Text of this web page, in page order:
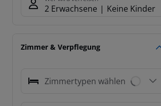
2 Erwachsene Keine Kinder
Zimmer & Verpflegung
Zimmertypen wählen